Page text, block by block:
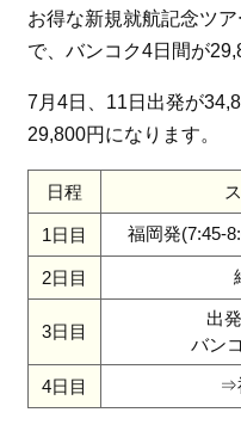
お得な新規就航記念ツ
で、バンコク4日間が
7月4日、11日出発が
29,800円になります。
日程
1日目 福岡発(7:45-
2日目
3日目
出
バン
4日目 ⇒